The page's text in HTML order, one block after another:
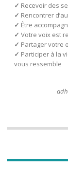
✓ Recevoir des
✓ Rencontrer
✓ Être
✓ Votre voix est
✓ Partager votre
✓ Participer à la
vous ressemble